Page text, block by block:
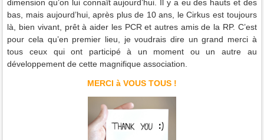
dimension qu’on lui connaît aujourd’hui. Il y a eu des hauts et des
bas, mais aujourd’hui, après plus de 10 ans, le Cirkus est toujours
là, bien vivant, prêt à aider les PCR et autres amis de la RP. C’est
pour cela qu’en premier lieu, je voudrais dire un grand merci à
tous ceux qui ont participé à un moment ou un autre au
développement de cette magnifique association.
MERCI à VOUS TOUS !